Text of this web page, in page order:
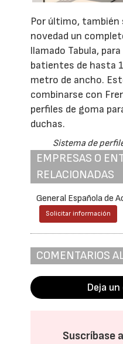
Por último,
novedad un
llamado Tabula,
batientes de hasta
metro de ancho.
combinarse con
perfiles de goma
duchas.
Sistema de
EMPRESAS O
RELACIONADAS
General Española de
Solicitar información
COMENTARIOS
Deja
Suscríbase